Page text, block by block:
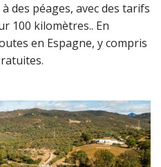
des péages, avec des tarifs
100 kilomètres.. En
en Espagne, y compris